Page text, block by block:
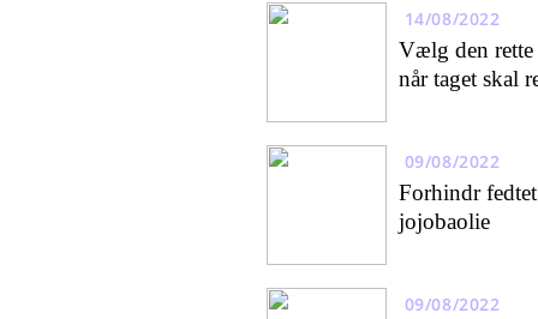
14/08/2022
Vælg den rette
når taget skal
09/08/2022
Forhindr
jojobaolie
09/08/2022